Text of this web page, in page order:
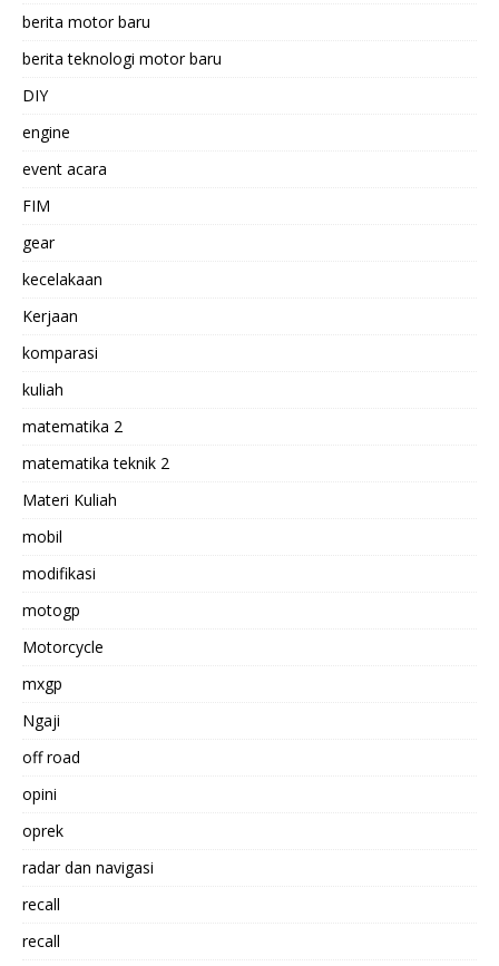
berita motor baru
berita teknologi motor baru
DIY
engine
event acara
FIM
gear
kecelakaan
Kerjaan
komparasi
kuliah
matematika 2
matematika teknik 2
Materi Kuliah
mobil
modifikasi
motogp
Motorcycle
mxgp
Ngaji
off road
opini
oprek
radar dan navigasi
recall
recall